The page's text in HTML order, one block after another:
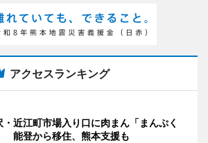
アクセスランキング
・近江町市場入り口に肉まん「まんぷく
能登から移住、熊本支援も